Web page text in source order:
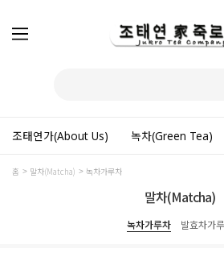
조태연가(About Us) 녹차(Green Tea)
홈 말차(Matcha) 녹차가루차
말차(Matcha)
녹차가루차 발효차가